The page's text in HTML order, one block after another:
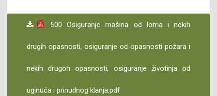
500 Osiguranje mašina od loma i nekih
drugih opasnosti, osiguranje od opasnosti požara i
nekih drugoh opasnosti, osiguranje životinja od
uginuća i prinudnog klanja.pdf